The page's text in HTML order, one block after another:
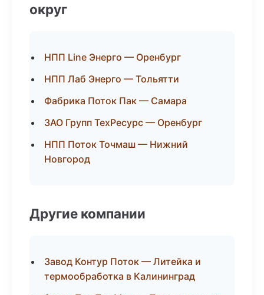
округ
НПП Line Энерго — Оренбург
НПП Лаб Энерго — Тольятти
Фабрика Поток Пак — Самара
ЗАО Групп ТехРесурс — Оренбург
НПП Поток Точмаш — Нижний
Новгород
Другие компании
Завод Контур Поток — Литейка и
термообработка в Калининград